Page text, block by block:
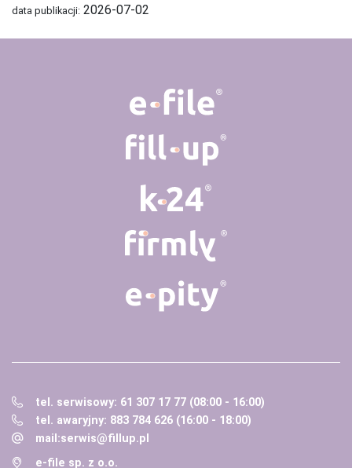
data publikacji: 2026-07-02
tel. serwisowy: 61 307 17 77 (08:00 - 16:00)
tel. awaryjny: 883 784 626 (16:00 - 18:00)
mail:serwis@fillup.pl
e-file sp. z o.o.